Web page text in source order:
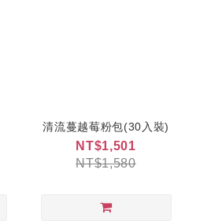
清流蔓越莓粉包(30入裝)
NT$1,501
NT$1,580